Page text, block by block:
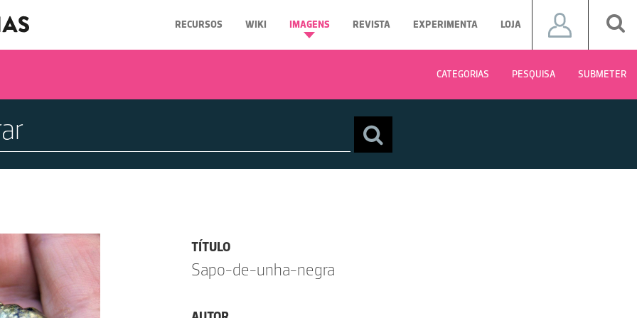
RECURSOS WIKI IMAGENS REVISTA EXPERIMENTA LOJA
CATEGORIAS PESQUISA SUBMETER
TÍTULO
Sapo-de-unha-negra